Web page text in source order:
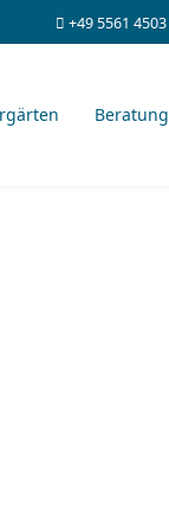
+49 5561 4503
Beratung